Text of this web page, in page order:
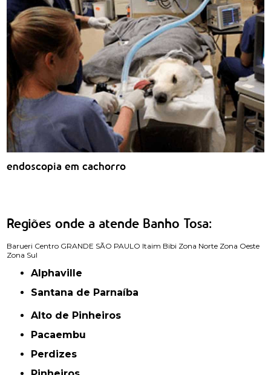
endoscopia em cachorro
Regiões onde a atende Banho Tosa:
Barueri Centro GRANDE SÃO PAULO Itaim Bibi Zona Norte Zona Oeste
Zona Sul
Alphaville
Santana de Parnaíba
Alto de Pinheiros
Pacaembu
Perdizes